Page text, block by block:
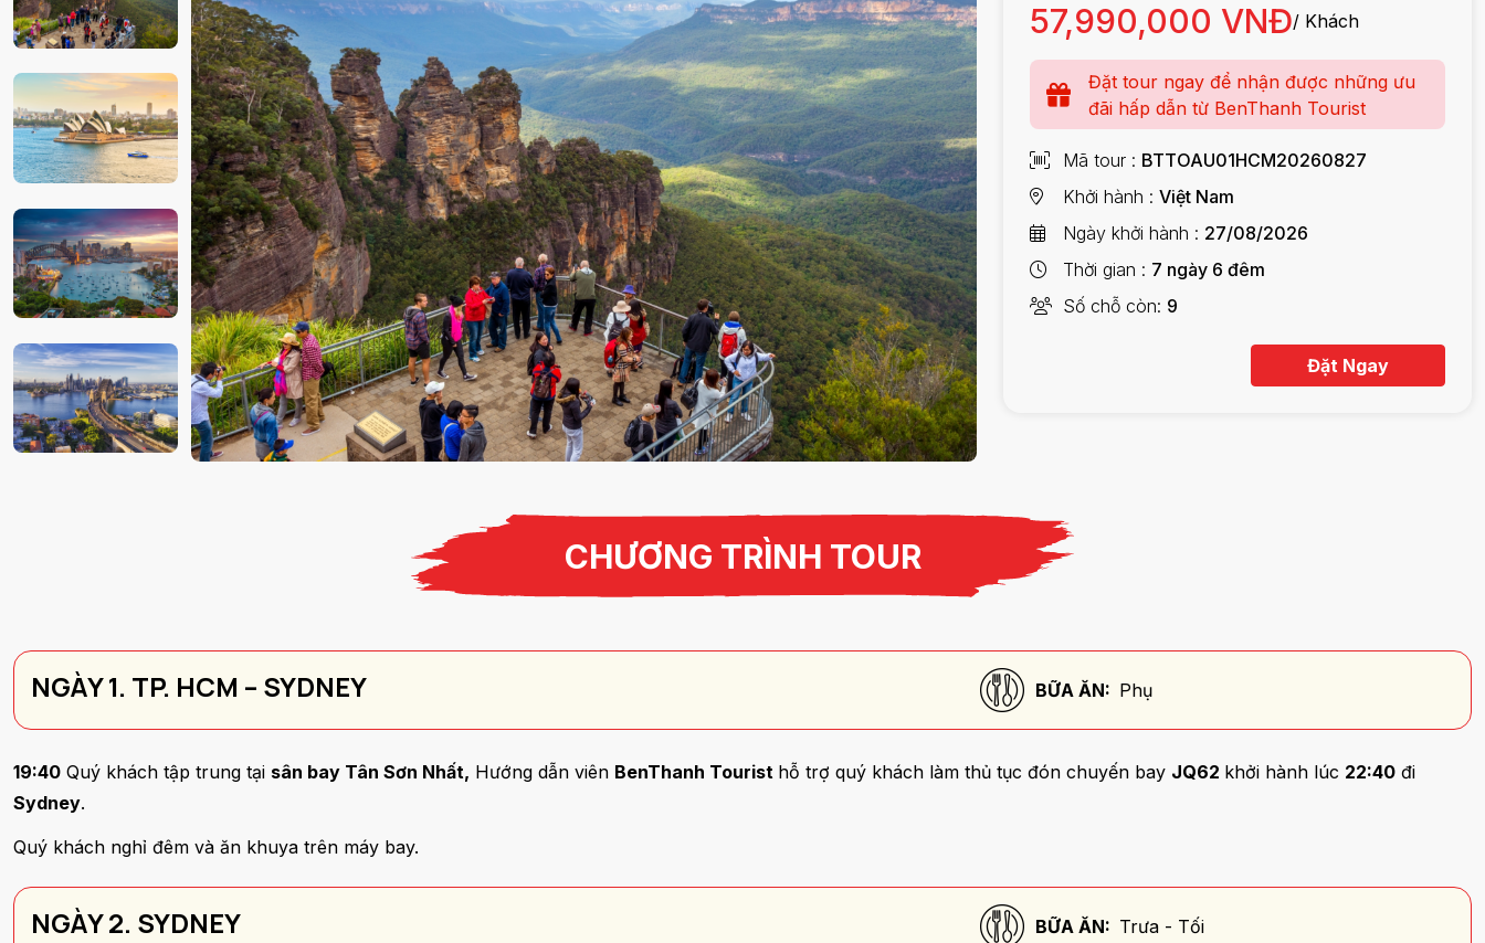
57,990,000 VNĐ/ Khách
Đặt tour ngay để nhận được những ưu
đãi hấp dẫn từ BenThanh Tourist
Mã tour
BTTOAU01HCM20260827
Khởi hành
Việt Nam
Ngày khởi hành
27/08/2026
Thời gian
7 ngày 6 đêm
Số chỗ còn 9
Đặt Ngay
CHƯƠNG TRÌNH TOUR
NGÀY 1. TP. HCM – SYDNEY BỮA ĂN: Phụ
19:40 Quý khách tập trung tại sân bay Tân Sơn Nhất, Hướng dẫn viên BenThanh Tourist hỗ trợ quý khách làm thủ tục đón chuyến bay JQ62 khởi hành lúc 22:40 đi
Sydney.
Quý khách nghỉ đêm và ăn khuya trên máy bay.
NGÀY 2. SYDNEY BỮA ĂN: Trưa - Tối